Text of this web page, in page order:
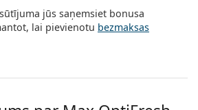
jūs saņemsiet bonusa
lai pievienotu bezmaksas